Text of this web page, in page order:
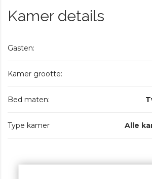
Kamer details
Gasten:
Kamer grootte:
Bed maten:
Type kamer Alle